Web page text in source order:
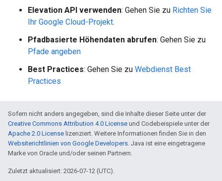
Elevation API verwenden: Gehen Sie zu Richten Sie
Ihr Google Cloud-Projekt.
Pfadbasierte Höhendaten abrufen: Gehen Sie zu
Pfade angeben
Best Practices: Gehen Sie zu Webdienst Best
Practices
Sofern nicht anders angegeben, sind die Inhalte dieser Seite unter der
Creative Commons Attribution 4.0 License und Codebeispiele unter der
Apache 2.0 License lizenziert. Weitere Informationen finden Sie in den
Websiterichtlinien von Google Developers. Java ist eine eingetragene
Marke von Oracle und/oder seinen Partnern.
Zuletzt aktualisiert: 2026-07-12 (UTC).